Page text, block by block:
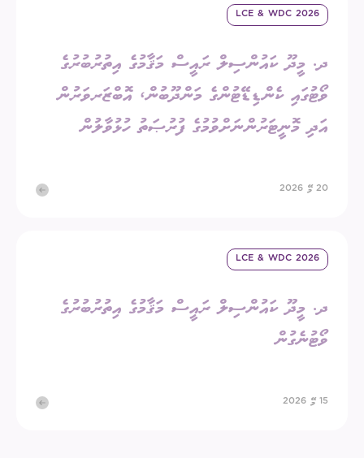
LCE & WDC 2026
ދ. މީދޫ ކައުންސިލް ރައީސް މަޤާމުގެ އިތުރުބުރުގެ
ވޯޓުގައި ކެންޑިޑޭޓުންގެ މަންދޫބުން، އޮބްޒަރވަރުން
އަދި މޮނީޓަރުންނަށްވުމުގެ ފުރުޞަތު ހުޅުވާލުން
20 މޭ 2026
LCE & WDC 2026
ދ. މީދޫ ކައުންސިލް ރައީސް މަޤާމުގެ އިތުރުބުރުގެ
ވޯޓުނެގުން
15 މޭ 2026